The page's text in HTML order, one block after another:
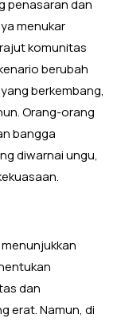
penasaran dan
menukar
komunitas
berubah
berkembang,
Orang-orang
bangga
diwarnai ungu,
dan
erat. Namun, di